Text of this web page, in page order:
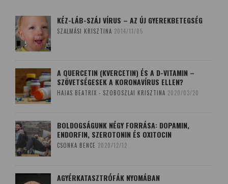
KÉZ-LÁB-SZÁJ VÍRUS – AZ ÚJ GYEREKBETEGSÉG
SZALMÁSI KRISZTINA 2014/11/05
A QUERCETIN (KVERCETIN) ÉS A D-VITAMIN –
SZÖVETSÉGESEK A KORONAVÍRUS ELLEN?
HAJAS BEATRIX - SZOBOSZLAI KRISZTINA 2020/03/20
BOLDOGSÁGUNK NÉGY FORRÁSA: DOPAMIN,
ENDORFIN, SZEROTONIN ÉS OXITOCIN
CSONKA BENCE 2020/12/12
AGYÉRKATASZTRÓFÁK NYOMÁBAN